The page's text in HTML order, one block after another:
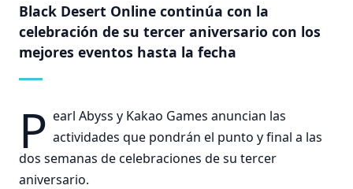
Black Desert Online continúa con la
celebración de su tercer aniversario con los
mejores eventos hasta la fecha
P earl Abyss y Kakao Games anuncian las
actividades que pondrán el punto y final a las
dos semanas de celebraciones de su tercer
aniversario.